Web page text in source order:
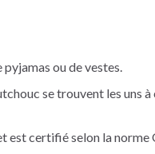
ou de vestes.
se trouvent les uns
est certifié selon la